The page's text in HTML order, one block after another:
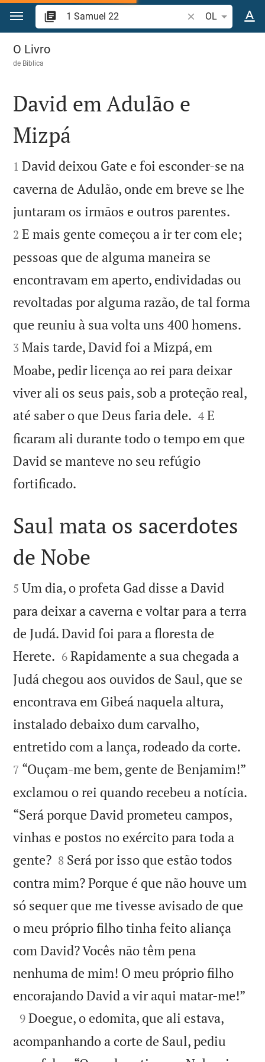
Ir para o conteúdo
Pesquise
OL
1 Samuel 22
O Livro
de Biblica

David em Adulão e
Mizpá

1 David deixou Gate e foi esconder-se na
caverna de Adulão, onde em breve se lhe
juntaram os irmãos e outros parentes.
2 E mais gente começou a ir ter com ele;
pessoas que de alguma maneira se
encontravam em aperto, endividadas ou
revoltadas por alguma razão, de tal forma
que reuniu à sua volta uns 400 homens.
3 Mais tarde, David foi a Mizpá, em
Moabe, pedir licença ao rei para deixar
viver ali os seus pais, sob a proteção real,
até saber o que Deus faria dele. 

4 E
ficaram ali durante todo o tempo em que
David se manteve no seu refúgio
fortificado.

Saul mata os sacerdotes
de Nobe

5 Um dia, o profeta Gad disse a David
para deixar a caverna e voltar para a terra
de Judá. David foi para a floresta de
Herete. 

6 Rapidamente a sua chegada a
Judá chegou aos ouvidos de Saul, que se
encontrava em Gibeá naquela altura,
instalado debaixo dum carvalho,
entretido com a lança, rodeado da corte.
7 “Ouçam-me bem, gente de Benjamim!”
exclamou o rei quando recebeu a notícia.
“Será porque David prometeu campos,
vinhas e postos no exército para toda a
gente?
8 Será por isso que estão todos
contra mim? Porque é que não houve um
só sequer que me tivesse avisado de que
o meu próprio filho tinha feito aliança
com David? Vocês não têm pena
nenhuma de mim! O meu próprio filho
encorajando David a vir aqui matar-me!”

9 Doegue, o edomita, que ali estava,
acompanhando a corte de Saul, pediu